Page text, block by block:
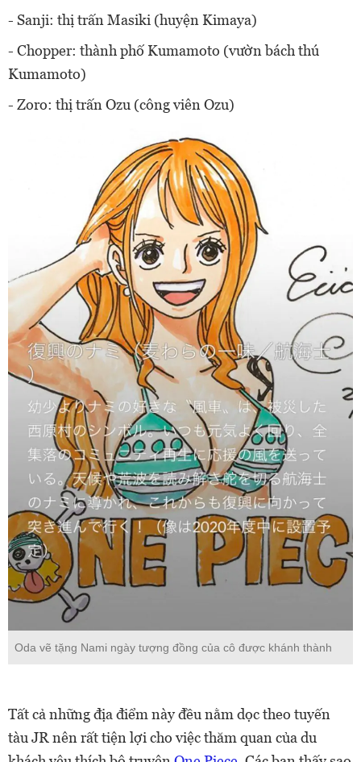
- Sanji: thị trấn Masiki (huyện Kimaya)
- Chopper: thành phố Kumamoto (vườn bách thú
Kumamoto)
- Zoro: thị trấn Ozu (công viên Ozu)
Oda vẽ tặng Nami ngày tượng đồng của cô được khánh thành
Tất cả những địa điểm này đều nằm dọc theo tuyến
tàu JR nên rất tiện lợi cho việc thăm quan của du